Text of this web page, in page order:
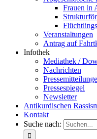
Frauen in
Veranstaltungen
Antrag auf
Infothek
Mediathek /
Nachrichten
Pressespiegel
Newsletter
Antikurdischen
Kontakt
Suche nach: